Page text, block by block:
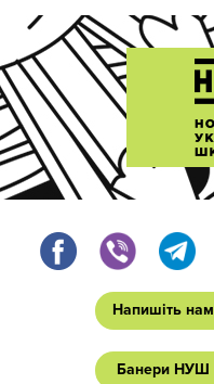
Напишіть нам
Банери НУШ